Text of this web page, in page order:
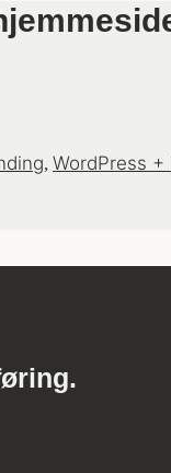
, WordPress +